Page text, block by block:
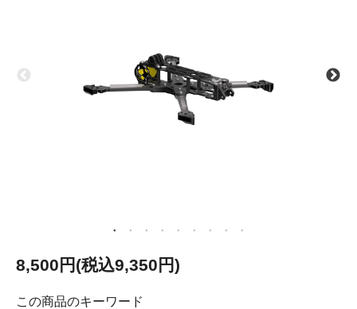
8,500円(税込9,350円)
この商品のキーワード